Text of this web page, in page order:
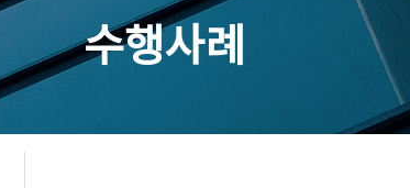
수행사례